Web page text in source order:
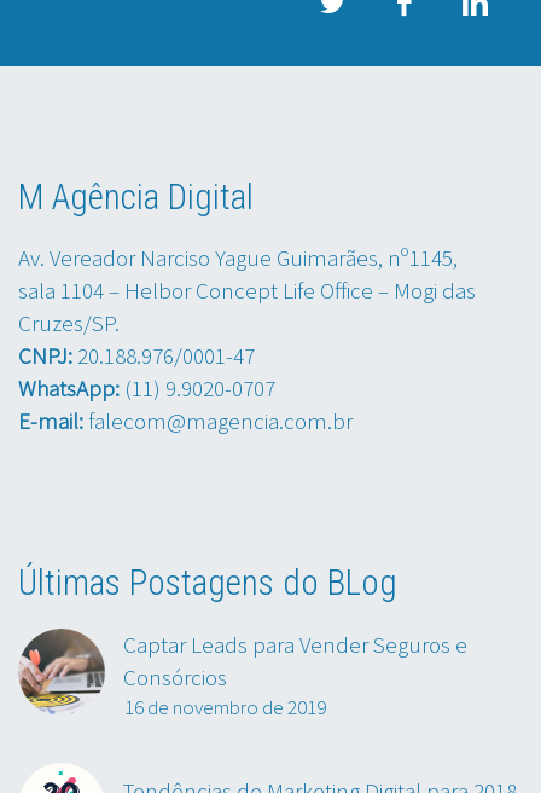
M Agência Digital
Av. Vereador Narciso Yague Guimarães, nº1145,
sala 1104 – Helbor Concept Life Office – Mogi das
Cruzes/SP.
CNPJ: 20.188.976/0001-47
WhatsApp: (11) 9.9020-0707
E-mail:falecom@magencia.com.br
Últimas Postagens do BLog
Captar Leads para Vender Seguros e
Consórcios
16 de novembro de 2019